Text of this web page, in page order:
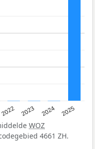
2022 2023 2024 2025
WOZ
4661 ZH.